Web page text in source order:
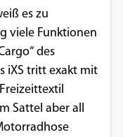
es zu
viele Funktionen
des
iXS tritt exakt mit
Sattel aber all